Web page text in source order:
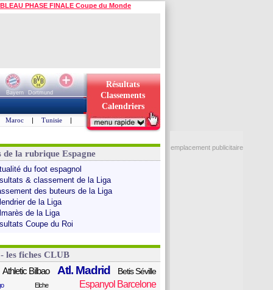
PHASE FINALE Coupe du Monde
Bayern
Dortmund
Résultats
Classements
Calendriers
Maroc | Tunisie |
de la rubrique Espagne
du foot espagnol
& classement de la Liga
des buteurs de la Liga
de la Liga
de la Liga
Coupe du Roi
les fiches CLUB
Athletic Bilbao Atl. Madrid Betis Séville
Elche Espanyol Barcelone
emplacement publicitaire